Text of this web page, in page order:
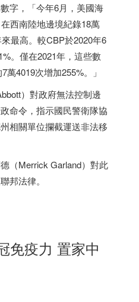
字，「今年6月，美國海
西南陸地邊境紀錄18萬
最高。較CBP於2020年6
。僅在2021年，這些數
4019次增加255%。」
）對政府無法控制邊
命令，指示國民警衛隊協
相關單位攔截運送非法移
（Merrick Garland）對此
邦法律。
免疫力 置家中